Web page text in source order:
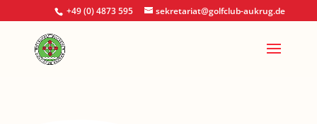
+49 (0) 4873 595 sekretariat@golfclub-aukrug.de